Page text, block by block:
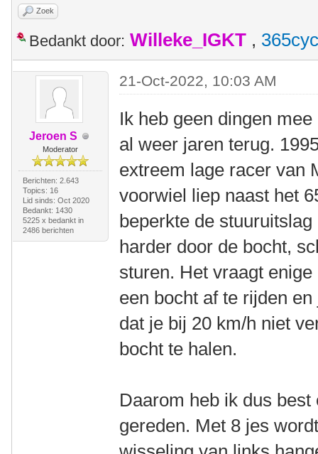
Zoek
Bedankt door: Willeke_IGKT ,
Jeroen S
Moderator
Berichten: 2.643
Topics: 16
Lid sinds: Oct 2020
Bedankt: 1430
5225 x bedankt in
2486 berichten
21-Oct-2022, 10:03 AM
Ik heb geen dingen
al weer jaren terug.
extreem lage racer van
voorwiel liep naast het
beperkte de
harder door de bocht,
sturen. Het vraagt
een bocht af te rijden
dat je bij 20 km/h niet
bocht te halen.
Daarom heb ik dus
gereden. Met 8 jes